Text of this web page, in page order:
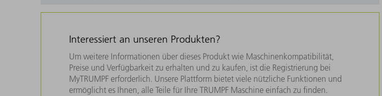
Interessiert an unseren Produkten?
Um weitere Informationen über dieses Produkt wie Maschinenkompatibilität,
Preise und Verfügbarkeit zu erhalten und zu kaufen, ist die Registrierung bei
MyTRUMPF erforderlich. Unsere Plattform bietet viele nützliche Funktionen und
ermöglicht es Ihnen, alle Teile für Ihre TRUMPF Maschine einfach zu finden.